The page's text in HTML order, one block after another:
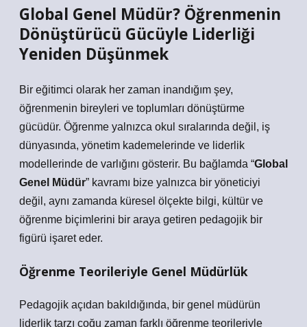
Global Genel Müdür? Öğrenmenin
Dönüştürücü Gücüyle Liderliği
Yeniden Düşünmek
Bir eğitimci olarak her zaman inandığım şey,
öğrenmenin bireyleri ve toplumları dönüştürme
gücüdür. Öğrenme yalnızca okul sıralarında değil, iş
dünyasında, yönetim kademelerinde ve liderlik
modellerinde de varlığını gösterir. Bu bağlamda “Global
Genel Müdür” kavramı bize yalnızca bir yöneticiyi
değil, aynı zamanda küresel ölçekte bilgi, kültür ve
öğrenme biçimlerini bir araya getiren pedagojik bir
figürü işaret eder.
Öğrenme Teorileriyle Genel Müdürlük
Pedagojik açıdan bakıldığında, bir genel müdürün
liderlik tarzı çoğu zaman farklı öğrenme teorileriyle